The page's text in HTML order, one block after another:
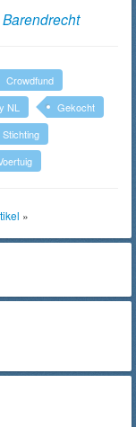
Barendrecht
Crowdfund
NL
Gekocht
Stichting
»